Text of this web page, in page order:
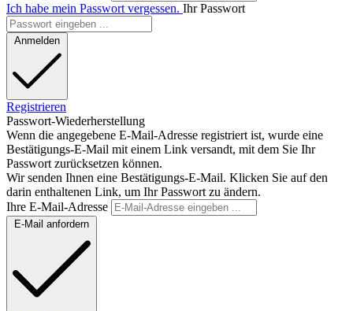
Ich habe mein Passwort vergessen. Ihr Passwort
Anmelden
Registrieren
Passwort-Wiederherstellung
Wenn die angegebene E-Mail-Adresse registriert ist, wurde eine
Bestätigungs-E-Mail mit einem Link versandt, mit dem Sie Ihr
Passwort zurücksetzen können.
Wir senden Ihnen eine Bestätigungs-E-Mail. Klicken Sie auf den
darin enthaltenen Link, um Ihr Passwort zu ändern.
Ihre E-Mail-Adresse
E-Mail anfordern